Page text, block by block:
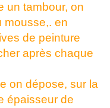
un tambour, on
mousse,. en
de peinture
après chaque
on dépose, sur la
épaisseur de